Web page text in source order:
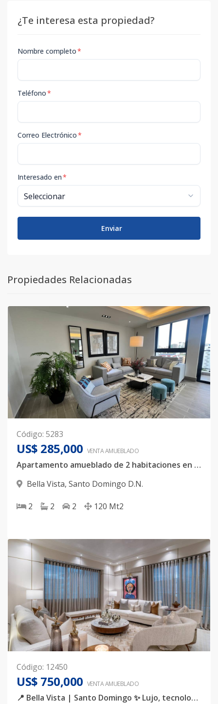
¿Te interesa esta propiedad?
Nombre completo*
Teléfono*
Correo Electrónico*
Interesado en*
Enviar
Propiedades Relacionadas
Código: 5283
US$ 285,000 VENTA AMUEBLADO
Apartamento amueblado de 2 habitaciones en Bella Vista
Bella Vista, Santo Domingo D.N.
2 2 2 120 Mt2
Código: 12450
US$ 750,000 VENTA AMUEBLADO
📍 Bella Vista | Santo Domingo ✨ Lujo, tecnología y confort en un solo lugar. Descubre este espectacular apartamento completamente amueblado, diseñado para quienes valoran la exclusividad, la amplitud y cada detalle.